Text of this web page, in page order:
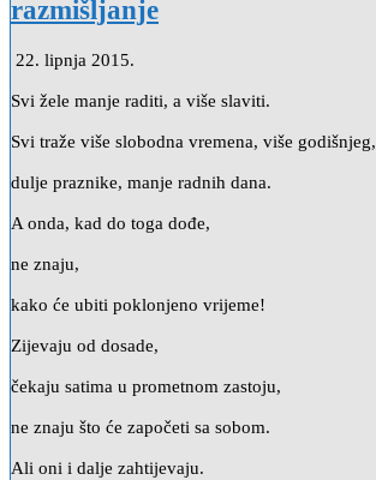
razmišljanje
22. lipnja 2015.
Svi žele manje raditi, a više slaviti.
Svi traže više slobodna vremena, više godišnjeg,
dulje praznike, manje radnih dana.
A onda, kad do toga dođe,
ne znaju,
kako će ubiti poklonjeno vrijeme!
Zijevaju od dosade,
čekaju satima u prometnom zastoju,
ne znaju što će započeti sa sobom.
Ali oni i dalje zahtijevaju.